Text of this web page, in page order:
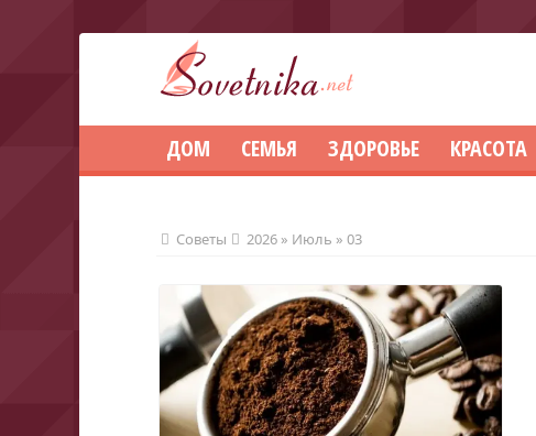
ДОМ СЕМЬЯ ЗДОРОВЬЕ КРАСОТА
Советы 2026 » Июль » 03